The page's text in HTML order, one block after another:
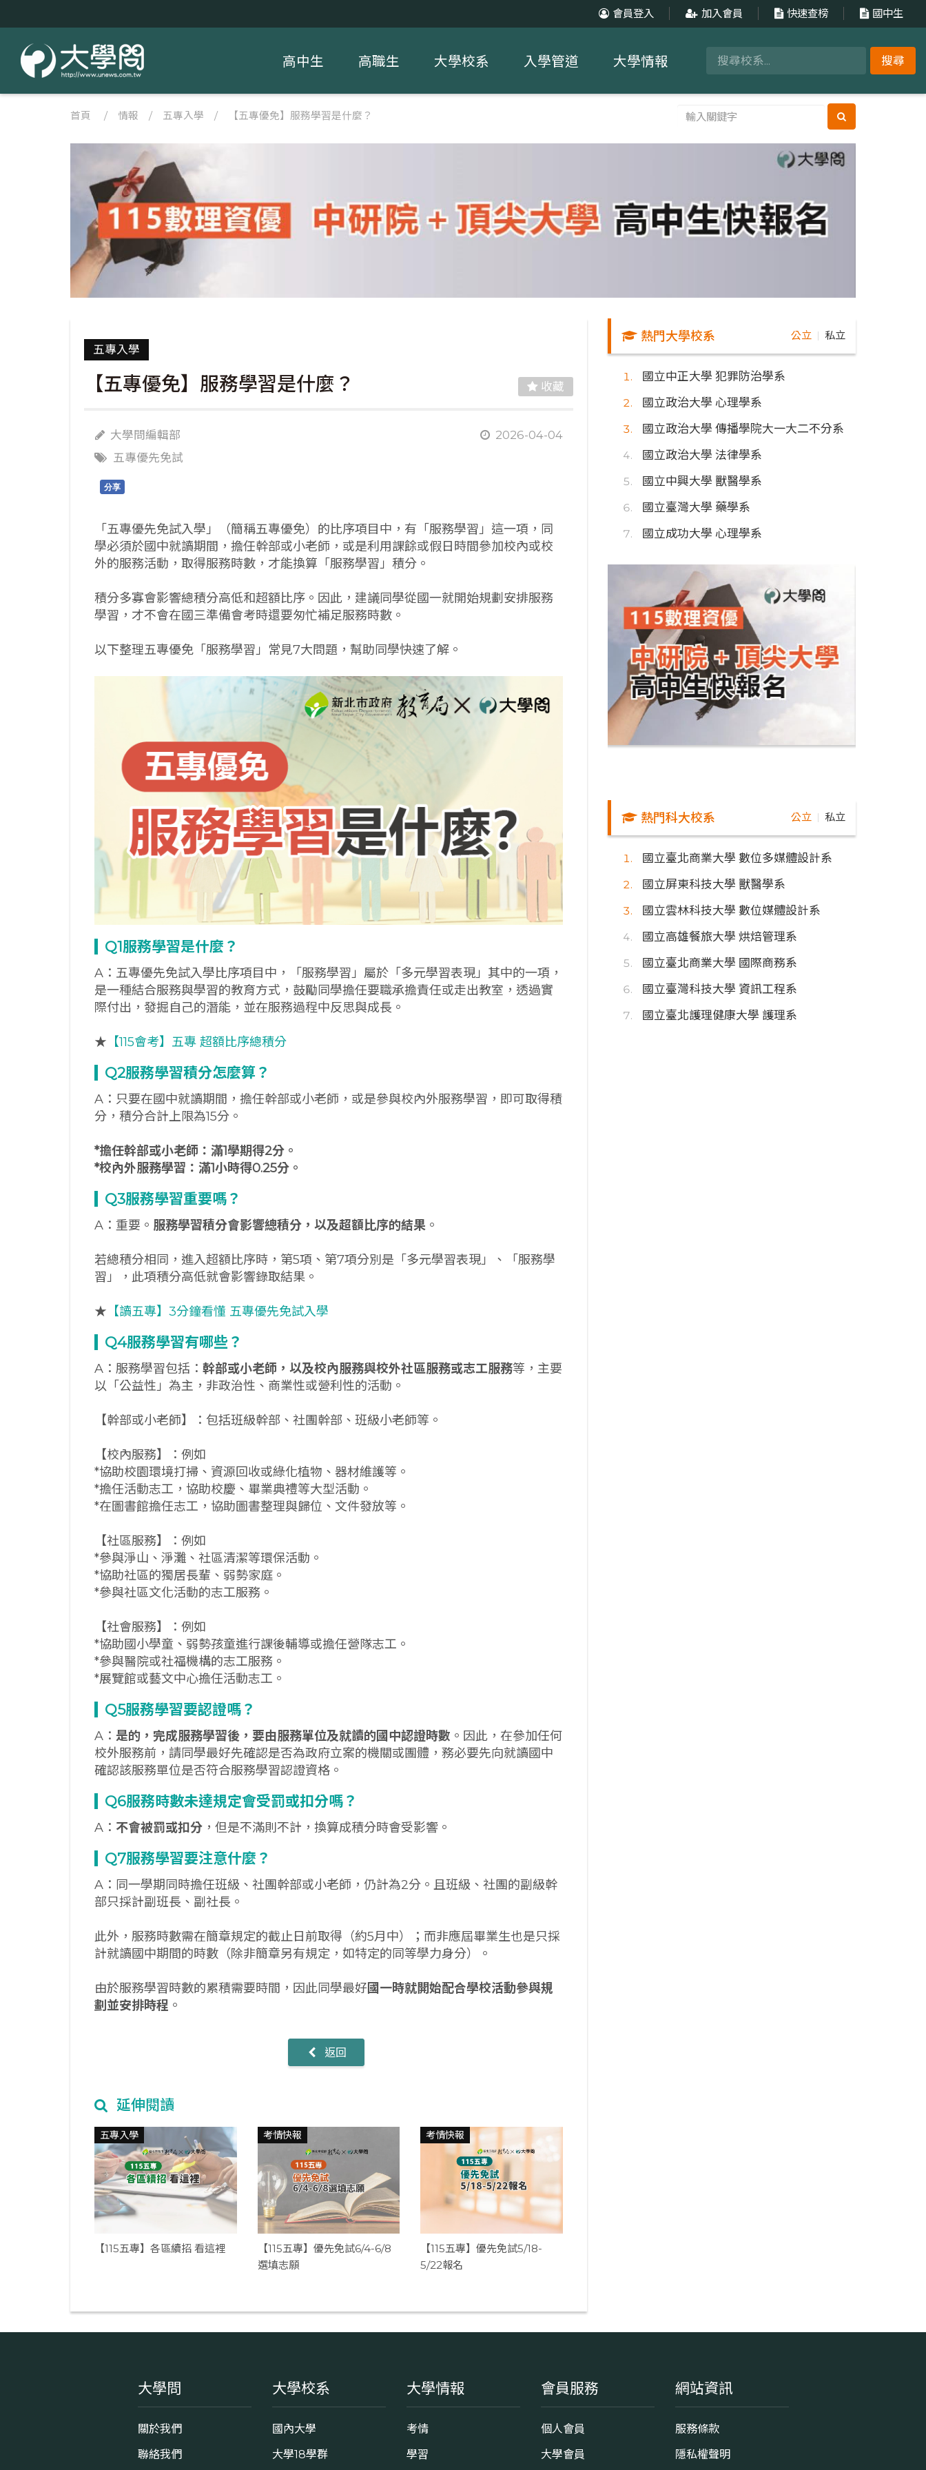
會員登入 加入會員 快速查榜 國中生
搜尋
高中生 高職生 大學校系 入學管道 大學情報
首頁 / 情報 / 五專入學 / 【五專優免】服務學習是什麼？
五專入學
【五專優免】服務學習是什麼？ 收藏
大學問編輯部
2026-04-04
五專優先免試
分享
「五專優先免試入學」（簡稱五專優免）的比序項目中，有「服務學習」這一項，同
學必須於國中就讀期間，擔任幹部或小老師，或是利用課餘或假日時間參加校內或校
外的服務活動，取得服務時數，才能換算「服務學習」積分。
積分多寡會影響總積分高低和超額比序。因此，建議同學從國一就開始規劃安排服務
學習，才不會在國三準備會考時還要匆忙補足服務時數。
以下整理五專優免「服務學習」常見7大問題，幫助同學快速了解。
Q1服務學習是什麼？
A：五專優先免試入學比序項目中，「服務學習」屬於「多元學習表現」其中的一項，
是一種結合服務與學習的教育方式，鼓勵同學擔任要職承擔責任或走出教室，透過實
際付出，發掘自己的潛能，並在服務過程中反思與成長。
★ 【115會考】五專 超額比序總積分
Q2服務學習積分怎麼算？
A：只要在國中就讀期間，擔任幹部或小老師，或是參與校內外服務學習，即可取得積
分，積分合計上限為15分。
*擔任幹部或小老師：滿1學期得2分。
*校內外服務學習：滿1小時得0.25分。
Q3服務學習重要嗎？
A：重要。 服務學習積分會影響總積分，以及超額比序的結果 。
若總積分相同，進入超額比序時，第5項、第7項分別是「多元學習表現」、「服務學
習」，此項積分高低就會影響錄取結果。
★ 【讀五專】3分鐘看懂 五專優先免試入學
Q4服務學習有哪些？
A：服務學習包括： 幹部或小老師，以及校內服務與校外社區服務或志工服務等，主要
以「公益性」為主，非政治性、商業性或營利性的活動。
【幹部或小老師】：包括班級幹部、社團幹部、班級小老師等。
【校內服務】：例如
*協助校園環境打掃、資源回收或綠化植物、器材維護等。
*擔任活動志工，協助校慶、畢業典禮等大型活動。
*在圖書館擔任志工，協助圖書整理與歸位、文件發放等。
【社區服務】：例如
*參與淨山、淨灘、社區清潔等環保活動。
*協助社區的獨居長輩、弱勢家庭。
*參與社區文化活動的志工服務。
【社會服務】：例如
*協助國小學童、弱勢孩童進行課後輔導或擔任營隊志工。
*參與醫院或社福機構的志工服務。
*展覽館或藝文中心擔任活動志工。
Q5服務學習要認證嗎？
A： 是的，完成服務學習後，要由服務單位及就讀的國中認證時數 。因此，在參加任何
校外服務前，請同學最好先確認是否為政府立案的機關或團體，務必要先向就讀國中
確認該服務單位是否符合服務學習認證資格。
Q6服務時數未達規定會受罰或扣分嗎？
A： 不會被罰或扣分 ，但是不滿則不計，換算成積分時會受影響。
Q7服務學習要注意什麼？
A：同一學期同時擔任班級、社團幹部或小老師，仍計為2分。且班級、社團的副級幹
部只採計副班長、副社長。
此外，服務時數需在簡章規定的截止日前取得（約5月中）；而非應屆畢業生也是只採
計就讀國中期間的時數（除非簡章另有規定，如特定的同等學力身分）。
由於服務學習時數的累積需要時間，因此同學最好國一時就開始配合學校活動參與規
劃並安排時程 。
返回
延伸閱讀
五專入學
【115五專】各區續招 看這裡
考情快報
【115五專】優先免試6/4-6/8
選填志願
考情快報
【115五專】優先免試5/18-
5/22報名
熱門大學校系 公立 私立
國立中正大學 犯罪防治學系
國立政治大學 心理學系
國立政治大學 傳播學院大一大二不分系
國立政治大學 法律學系
國立中興大學 獸醫學系
國立臺灣大學 藥學系
國立成功大學 心理學系
熱門科大校系 公立 私立
國立臺北商業大學 數位多媒體設計系
國立屏東科技大學 獸醫學系
國立雲林科技大學 數位媒體設計系
國立高雄餐旅大學 烘焙管理系
國立臺北商業大學 國際商務系
國立臺灣科技大學 資訊工程系
國立臺北護理健康大學 護理系
大學問
關於我們
聯絡我們
大學校系
國內大學
大學18學群
大學情報
考情
學習
會員服務
個人會員
大學會員
網站資訊
服務條款
隱私權聲明